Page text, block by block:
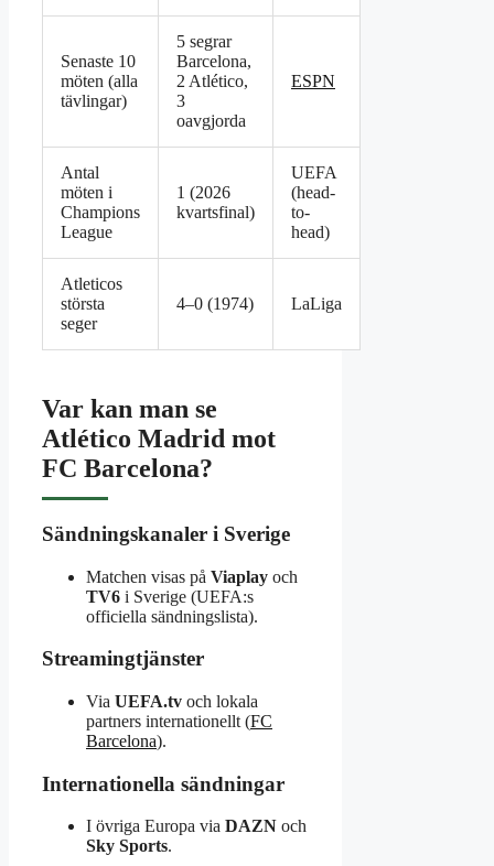
Senaste 10
möten (alla
tävlingar)
5 segrar
Barcelona,
2 Atlético,
3
oavgjorda
ESPN
Antal
möten i
Champions
League
1 (2026
kvartsfinal)
UEFA
(head-
to-
head)
Atleticos
största
seger
4–0 (1974) LaLiga
Var kan man se
Atlético Madrid mot
FC Barcelona?
Sändningskanaler i Sverige
Matchen visas på Viaplay och
TV6 i Sverige (UEFA:s
officiella sändningslista).
Streamingtjänster
Via UEFA.tv och lokala
partners internationellt (FC
Barcelona).
Internationella sändningar
I övriga Europa via DAZN och
Sky Sports.